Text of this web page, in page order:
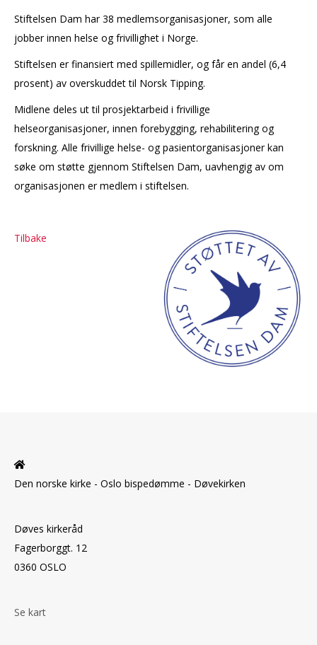
Stiftelsen Dam har 38 medlemsorganisasjoner, som alle
jobber innen helse og frivillighet i Norge.
Stiftelsen er finansiert med spillemidler, og får en andel (6,4
prosent) av overskuddet til Norsk Tipping.
Midlene deles ut til prosjektarbeid i frivillige
helseorganisasjoner, innen forebygging, rehabilitering og
forskning. Alle frivillige helse- og pasientorganisasjoner kan
søke om støtte gjennom Stiftelsen Dam, uavhengig av om
organisasjonen er medlem i stiftelsen.
Tilbake
Den norske kirke - Oslo bispedømme - Døvekirken
Døves kirkeråd
Fagerborggt. 12
0360 OSLO
Se kart